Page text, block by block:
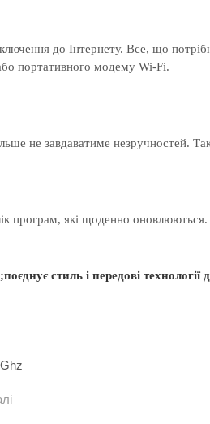
до Інтернету. Все, що
портативного модему Wi-Fi.
не завдаватиме незручностей.
які щоденно
поєднуєстиль і передові технології